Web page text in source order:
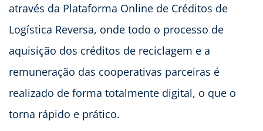
através da Plataforma Online de Créditos de
Logística Reversa, onde todo o processo de
aquisição dos créditos de reciclagem e a
remuneração das cooperativas parceiras é
realizado de forma totalmente digital, o que o
torna rápido e prático.